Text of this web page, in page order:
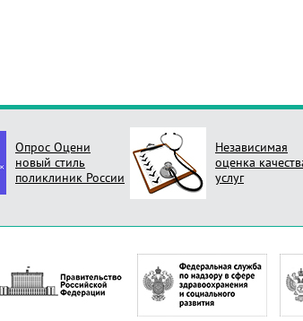
Опрос Оцени
новый стиль
поликлиник России
Независимая
оценка
услуг